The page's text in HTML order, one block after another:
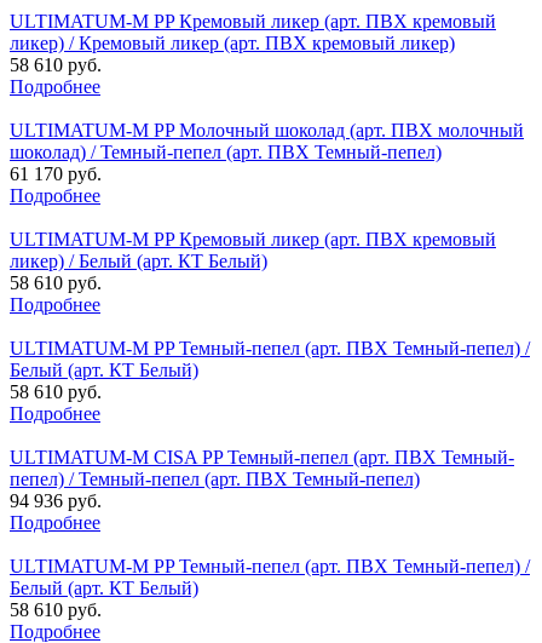
ULTIMATUM-M PP Кремовый ликер (арт. ПВХ кремовый
ликер) / Кремовый ликер (арт. ПВХ кремовый ликер)
58 610 руб.
Подробнее
ULTIMATUM-M PP Молочный шоколад (арт. ПВХ молочный
шоколад) / Темный-пепел (арт. ПВХ Темный-пепел)
61 170 руб.
Подробнее
ULTIMATUM-M PP Кремовый ликер (арт. ПВХ кремовый
ликер) / Белый (арт. КТ Белый)
58 610 руб.
Подробнее
ULTIMATUM-M PP Темный-пепел (арт. ПВХ Темный-пепел) /
Белый (арт. КТ Белый)
58 610 руб.
Подробнее
ULTIMATUM-M CISA PP Темный-пепел (арт. ПВХ Темный-
пепел) / Темный-пепел (арт. ПВХ Темный-пепел)
94 936 руб.
Подробнее
ULTIMATUM-M PP Темный-пепел (арт. ПВХ Темный-пепел) /
Белый (арт. КТ Белый)
58 610 руб.
Подробнее